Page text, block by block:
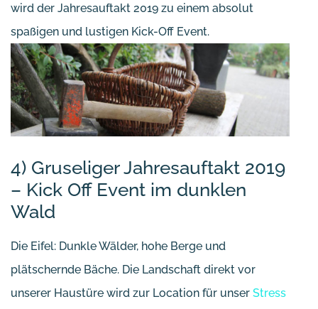
wird der Jahresauftakt 2019 zu einem absolut
spaßigen und lustigen Kick-Off Event.
4) Gruseliger Jahresauftakt 2019
– Kick Off Event im dunklen
Wald
Die Eifel: Dunkle Wälder, hohe Berge und
plätschernde Bäche. Die Landschaft direkt vor
unserer Haustüre wird zur Location für unser Stress